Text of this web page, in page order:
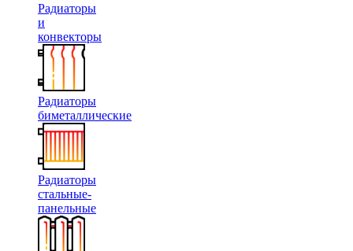
Радиаторы
и
конвекторы
Радиаторы
биметаллические
Радиаторы
стальные-
панельные